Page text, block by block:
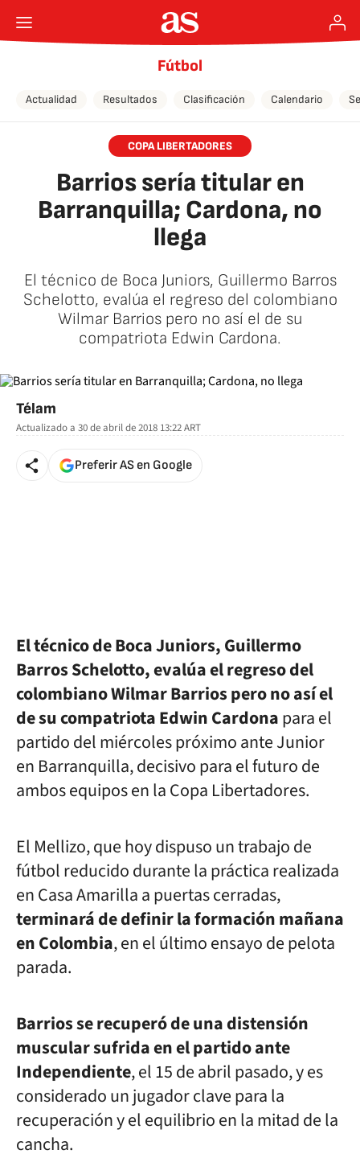
Fútbol
Actualidad Resultados Clasificación Calendario
COPA LIBERTADORES
Barrios sería titular en
Barranquilla; Cardona, no
llega
El técnico de Boca Juniors, Guillermo Barros
Schelotto, evalúa el regreso del colombiano
Wilmar Barrios pero no así el de su
compatriota Edwin Cardona.
Télam
Actualizado a 30 de abril de 2018 13:22ART
Preferir AS en Google
El técnico de Boca Juniors, Guillermo
Barros Schelotto, evalúa el regreso del
colombiano Wilmar Barrios pero no así el
de su compatriota Edwin Cardonapara el
partido del miércoles próximo ante Junior
en Barranquilla, decisivo para el futuro de
ambos equipos en la Copa Libertadores.
El Mellizo, que hoy dispuso un trabajo de
fútbol reducido durante la práctica realizada
en Casa Amarilla a puertas cerradas,
terminará de definir la formación mañana
en Colombia, en el último ensayo de pelota
parada.
Barrios se recuperó de una distensión
muscular sufrida en el partido ante
Independiente, el 15 de abril pasado, y es
considerado un jugador clave para la
recuperación y el equilibrio en la mitad de la
cancha.